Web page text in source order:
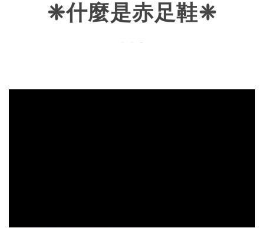
❈什麼是赤足鞋❈